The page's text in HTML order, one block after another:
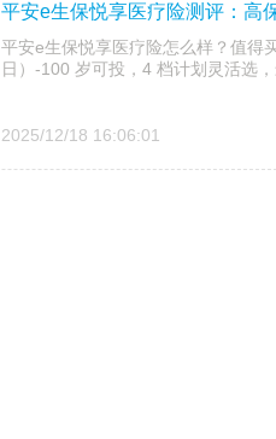
平安e生保悦享医疗险测评：高
平安e生保悦享医疗险怎么样？值得
日）-100 岁可投，4 档计划灵活选
2025/12/18 16:06:01